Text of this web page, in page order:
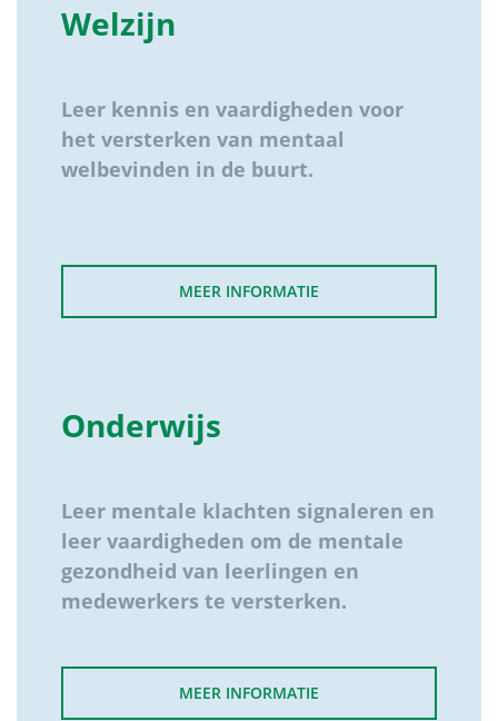
Welzijn
Leer kennis en vaardigheden voor
het versterken van mentaal
welbevinden in de buurt.
MEER INFORMATIE
Onderwijs
Leer mentale klachten signaleren en
leer vaardigheden om de mentale
gezondheid van leerlingen en
medewerkers te versterken.
MEER INFORMATIE